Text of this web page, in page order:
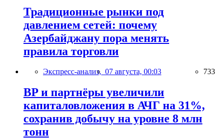
Традиционные рынки под
давлением сетей: почему
Азербайджану пора менять
правила торговли
Экспресс-анализ, 07 августа, 00:03 733
BP и партнёры увеличили
капиталовложения в АЧГ на 31%,
сохранив добычу на уровне 8 млн
тонн